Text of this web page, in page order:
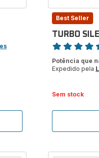
Best Seller
TURBO
Classificação
Potência que
Expedido pela
Sem stock